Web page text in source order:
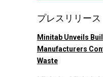
プレスリリース
Minitab Unveils
Manufacturers
Waste